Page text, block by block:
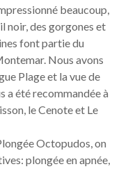
beaucoup,
noir, des gorgones et
font partie du
Nous avons
Plage et la vue de
a été recommandée à
le Cenote et Le
Octopudos, on
plongée en apnée,